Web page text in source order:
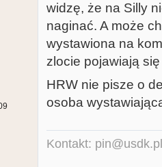
widzę, że na Silly
naginać. A może
wystawiona na
zlocie pojawiają
HRW nie pisze o
osoba
Kontakt: pin@usdk.pl